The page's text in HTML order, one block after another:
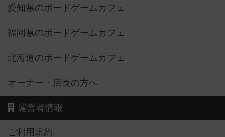
愛知県のボードゲームカフェ
福岡県のボードゲームカフェ
北海道のボードゲームカフェ
オーナー・店長の方へ
運営者情報
ご利用規約